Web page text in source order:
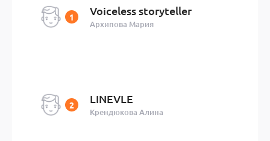
Voiceless storyteller
Архипова Мария
LINEVLE
Крендюкова Алина